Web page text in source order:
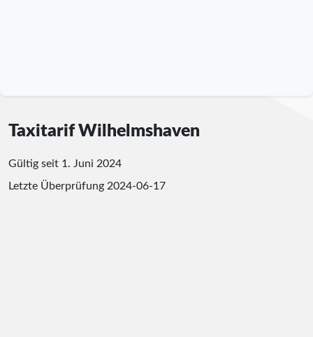
Taxitarif Wilhelmshaven
Gültig seit 1. Juni 2024
Letzte Überprüfung 2024-06-17